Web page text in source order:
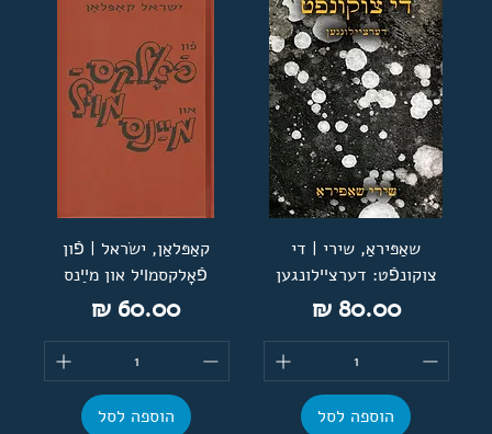
שאַפּיראַ, שירי | די
צוקונפֿט: דערצײלונגען
מחיר‏80.00 ‏₪
הוספה לסל
קאַפּלאַן, ישׂראל | פֿון
פֿאָלקסמױל און מײַנס
מחיר‏60.00 ‏₪
הוספה לסל